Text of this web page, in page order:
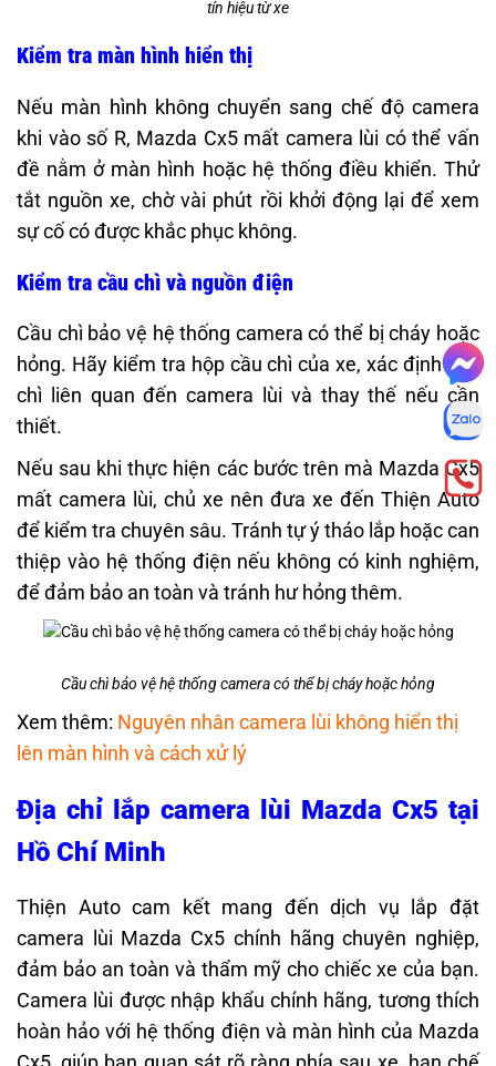
tín hiệu từ xe
Kiểm tra màn hình hiển thị
Nếu màn hình không chuyển sang chế độ camera
khi vào số R, Mazda Cx5 mất camera lùi có thể vấn
đề nằm ở màn hình hoặc hệ thống điều khiển. Thử
tắt nguồn xe, chờ vài phút rồi khởi động lại để xem
sự cố có được khắc phục không.
Kiểm tra cầu chì và nguồn điện
Cầu chì bảo vệ hệ thống camera có thể bị cháy hoặc
hỏng. Hãy kiểm tra hộp cầu chì của xe, xác định cầu
chì liên quan đến camera lùi và thay thế nếu cần
thiết.
Nếu sau khi thực hiện các bước trên mà Mazda Cx5
mất camera lùi, chủ xe nên đưa xe đến Thiện Auto
để kiểm tra chuyên sâu. Tránh tự ý tháo lắp hoặc can
thiệp vào hệ thống điện nếu không có kinh nghiệm,
để đảm bảo an toàn và tránh hư hỏng thêm.
Cầu chì bảo vệ hệ thống camera có thể bị cháy hoặc hỏng
Xem thêm: Nguyên nhân camera lùi không hiển thị
lên màn hình và cách xử lý
Địa chỉ lắp camera lùi Mazda Cx5 tại
Hồ Chí Minh
Thiện Auto cam kết mang đến dịch vụ lắp đặt
camera lùi Mazda Cx5 chính hãng chuyên nghiệp,
đảm bảo an toàn và thẩm mỹ cho chiếc xe của bạn.
Camera lùi được nhập khẩu chính hãng, tương thích
hoàn hảo với hệ thống điện và màn hình của Mazda